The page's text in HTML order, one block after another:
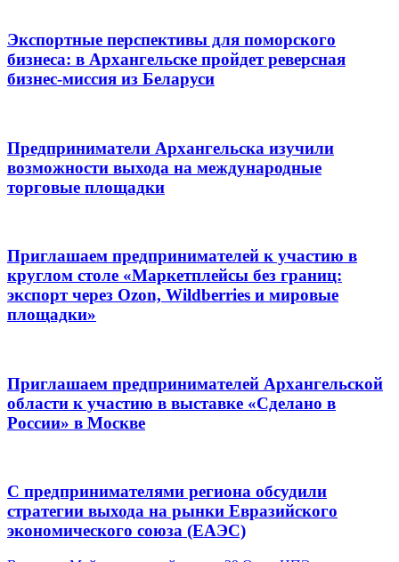
Экспортные перспективы для поморского
бизнеса: в Архангельске пройдет реверсная
бизнес-миссия из Беларуси
Предприниматели Архангельска изучили
возможности выхода на международные
торговые площадки
Приглашаем предпринимателей к участию в
круглом столе «Маркетплейсы без границ:
экспорт через Ozon, Wildberries и мировые
площадки»
Приглашаем предпринимателей Архангельской
области к участию в выставке «Сделано в
России» в Москве
С предпринимателями региона обсудили
стратегии выхода на рынки Евразийского
экономического союза (ЕАЭС)